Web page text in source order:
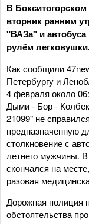
В
вторник ранним
"ВАЗа" и
рулём
Как сообщили
Петербургу и
4 февраля около
Дыми - Бор -
21099" не
предназначенную
столкновение с
летнего мужчины.
скончался на
разовая
Дорожная полиция
обстоятельства